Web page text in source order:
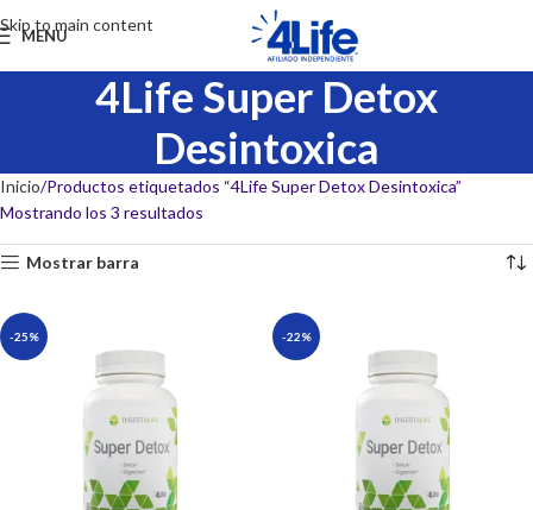
Skip to main content
MENU
4Life Super Detox
Desintoxica
Inicio Productos etiquetados “4Life Super Detox Desintoxica”
Mostrando los 3 resultados
Mostrar barra
-25% -22%